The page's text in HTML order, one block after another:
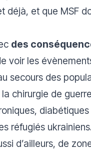
déjà, et que MSF
des
voir les
secours des
chirurgie de
réfugiés
d’ailleurs, de